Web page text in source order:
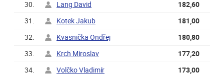
30.
Lang David
182,60
31.
Kotek Jakub
181,00
32.
Kvasnička Ondřej
180,80
33.
Krch Miroslav
177,20
34.
Volčko Vladimír
173,00